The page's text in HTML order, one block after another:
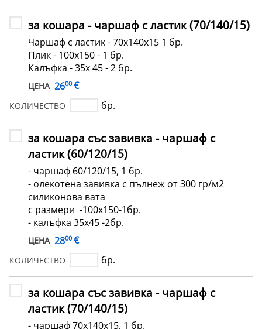
за кошара - чаршаф с ластик (70/140/15)
Чаршаф с ластик - 70х140х15 1 бр.
Плик - 100х150 - 1 бр.
Калъфка - 35х 45 - 2 бр.
ЦЕНА 2600 €
КОЛИЧЕСТВО бр.
за кошара със завивка - чаршаф с
ластик (60/120/15)
- чаршаф 60/120/15, 1 бр.
- олекотена завивка с пълнеж от 300 гр/м2
силиконова вата
с размери -100x150-1бр.
- калъфка 35х45 -2бр.
ЦЕНА 2800 €
КОЛИЧЕСТВО бр.
за кошара със завивка - чаршаф с
ластик (70/140/15)
- чаршаф 70х140х15, 1 бр.